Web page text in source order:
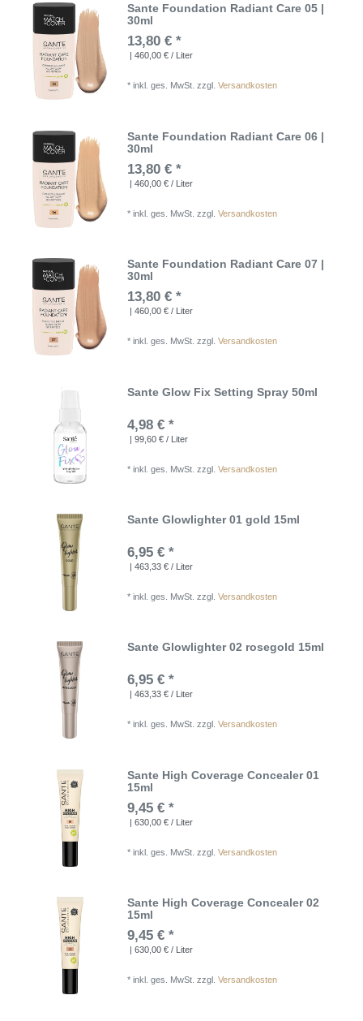
Sante Foundation Radiant Care 05 |
30ml
13,80 € *
| 460,00 € / Liter
*inkl. ges. MwSt. zzgl.Versandkosten
Sante Foundation Radiant Care 06 |
30ml
13,80 € *
| 460,00 € / Liter
*inkl. ges. MwSt. zzgl.Versandkosten
Sante Foundation Radiant Care 07 |
30ml
13,80 € *
| 460,00 € / Liter
*inkl. ges. MwSt. zzgl.Versandkosten
Sante Glow Fix Setting Spray 50ml
4,98 € *
| 99,60 € / Liter
*inkl. ges. MwSt. zzgl.Versandkosten
Sante Glowlighter 01 gold 15ml
6,95 € *
| 463,33 € / Liter
*inkl. ges. MwSt. zzgl.Versandkosten
Sante Glowlighter 02 rosegold 15ml
6,95 € *
| 463,33 € / Liter
*inkl. ges. MwSt. zzgl.Versandkosten
Sante High Coverage Concealer 01
15ml
9,45 € *
| 630,00 € / Liter
*inkl. ges. MwSt. zzgl.Versandkosten
Sante High Coverage Concealer 02
15ml
9,45 € *
| 630,00 € / Liter
*inkl. ges. MwSt. zzgl.Versandkosten